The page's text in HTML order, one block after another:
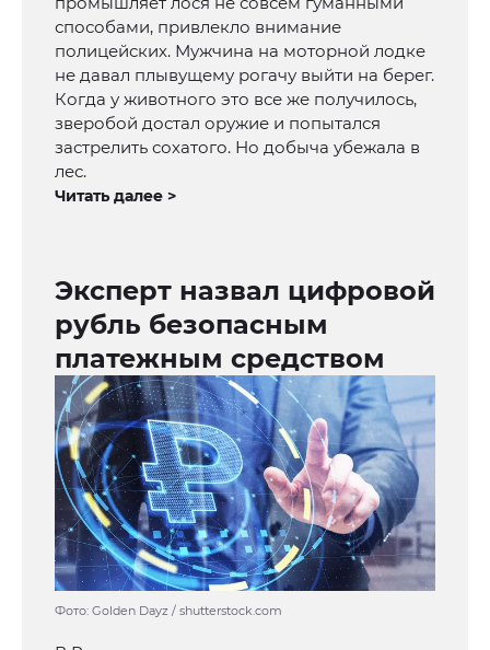
способами, привлекло внимание
полицейских. Мужчина на моторной лодке
не давал плывущему рогачу выйти на берег.
Когда у животного это все же получилось,
зверобой достал оружие и попытался
застрелить сохатого. Но добыча убежала в
лес.
Читать далее >
Эксперт назвал цифровой
рубль безопасным
платежным средством
Фото: Golden Dayz / shutterstock.com